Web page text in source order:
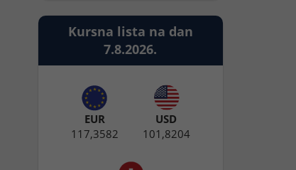
Kursna lista na dan
7.8.2026.
EUR
117,3582
USD
101,8204